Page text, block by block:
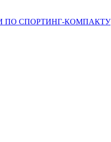
ПО СПОРТИНГ-КОМПАКТУ